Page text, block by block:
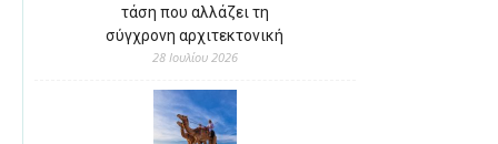
τάση που αλλάζει τη
σύγχρονη αρχιτεκτονική
28 Ιουλίου 2026